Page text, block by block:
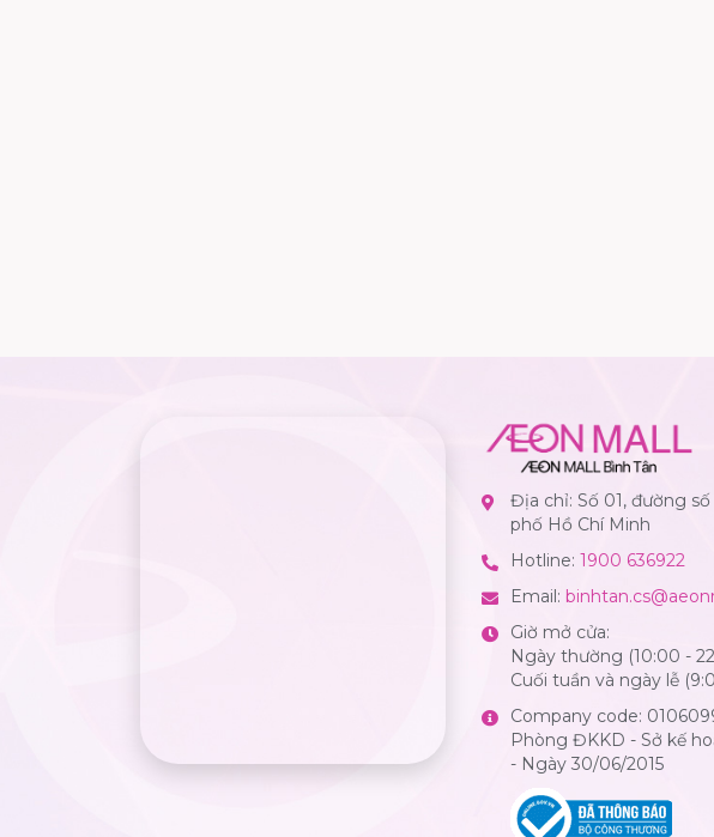
Địa chỉ: Số 01, đường số
phố Hồ Chí Minh
Hotline: 1900 636922
Email:
Giờ mở cửa:
Ngày thường (10:00 -
Cuối tuần và ngày lễ
Company code:
Phòng ĐKKD - Sở kế
- Ngày 30/06/2015